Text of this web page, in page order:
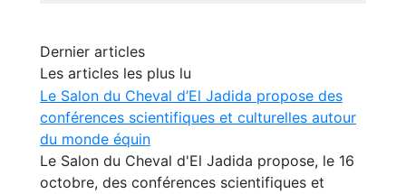
Dernier articles
Les articles les plus lu
Le Salon du Cheval d’El Jadida propose des
conférences scientifiques et culturelles autour
du monde équin
Le Salon du Cheval d'El Jadida propose, le 16
octobre, des conférences scientifiques et